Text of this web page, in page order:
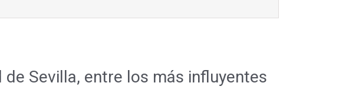
Sevilla, entre los más influyentes